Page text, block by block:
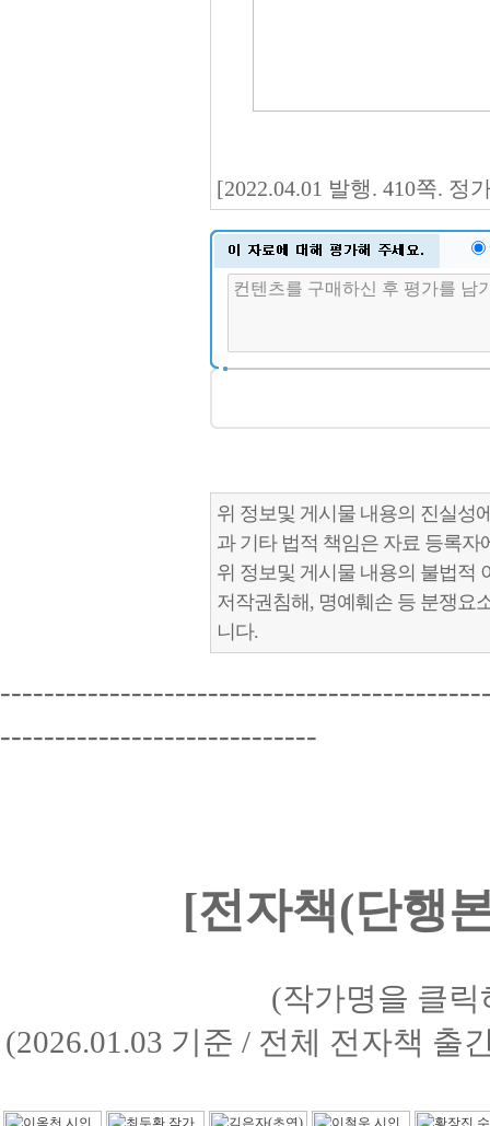
[2022.04.01 발행. 410쪽. 정
위 정보및 게시물 내용의 진실성
과 기타 법적 책임은 자료 등록자
위 정보및 게시물 내용의 불법적
저작권침해, 명예훼손 등 분쟁요
니다.
-----------------------------
[전자책(단행
(작가명을 클
(2026.01.03 기준 / 전체 전자책 출